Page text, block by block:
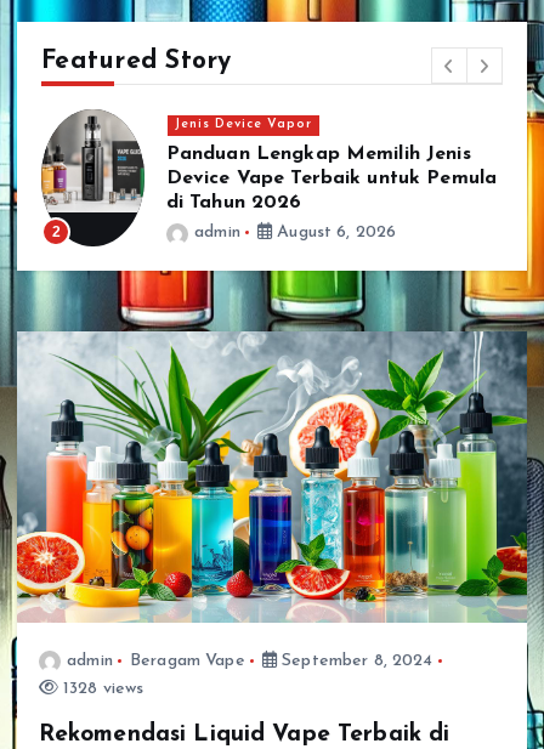
Jenis Device Vapor
Panduan Lengkap Memilih Jenis Device Vape
Terbaik untuk Pemula di Tahun 2026
August 6, 2026
Jenis Vape
Kualitas Terbaik di Pasaran
Featured Story
3
Jenis Vape
Jenis Vape Terbaru Harga
Terjangkau Dengan Kualitas
Terbaik di Pasaran
admin August 5, 2026
admin Beragam Vape
September 8, 2024
1328 views
Rekomendasi Liquid Vape Terbaik di